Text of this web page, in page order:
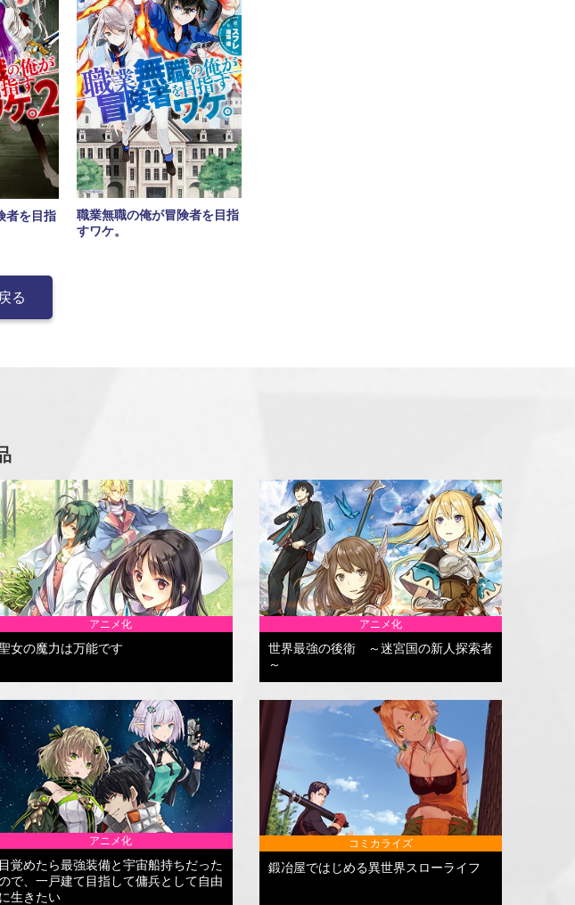
者を目指
職業無職の俺が冒険者を目指
すワケ。
る
アニメ化
女の魔力は万能です
アニメ化
世界最強の後衛 ～迷宮国の新人探索者
～
アニメ化
目覚めたら最強装備と宇宙船持ちだった
で、一戸建て目指して傭兵として自由
に生きたい
コミカライズ
鍛冶屋ではじめる異世界スローライフ